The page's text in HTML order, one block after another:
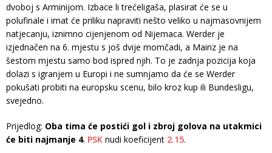
dvoboj s Arminijom. Izbace li trećeligaša, plasirat će se u
polufinale i imat će priliku napraviti nešto veliko u najmasovnijem
natjecanju, iznimno cijenjenom od Nijemaca. Werder je
izjednačen na 6. mjestu s još dvije momčadi, a Mainz je na
šestom mjestu samo bod ispred njih. To je zadnja pozicija koja
dolazi s igranjem u Europi i ne sumnjamo da će se Werder
pokušati probiti na europsku scenu, bilo kroz kup ili Bundesligu,
svejedno.
Prijedlog: Oba tima će postići gol i zbroj golova na utakmici
će biti najmanje 4. PSK nudi koeficijent 2.15.